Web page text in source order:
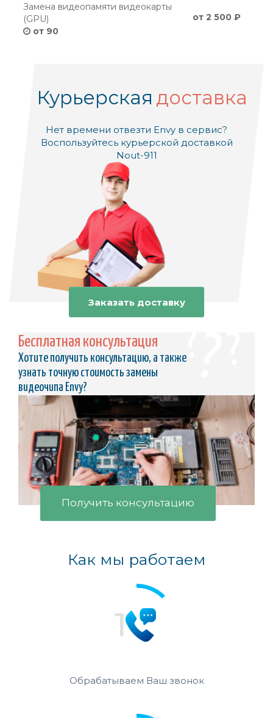
Замена видеопамяти видеокарты
(GPU)
от 90
от 2 500 ₽
Курьерская доставка
Нет времени отвезти Envy в сервис?
Воспользуйтесь курьерской доставкой
Nout-911
Заказать доставку
Бесплатная консультация
Хотите получить консультацию, а также
узнать точную стоимость замены
видеочипа Envy?
Получить консультацию
Как мы работаем
Обрабатываем Ваш звонок